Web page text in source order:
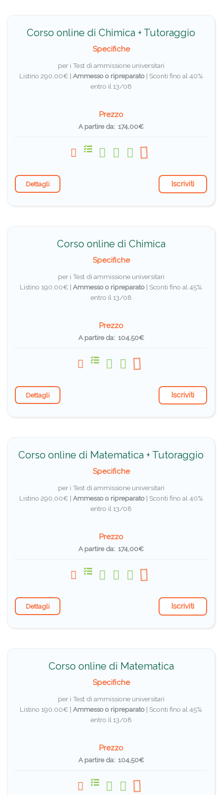
Corso online di Chimica + Tutoraggio
Specifiche
per i Test di ammissione universitari
Listino 290,00€ | Ammesso o ripreparato| Sconti fino al 40%
entro il 13/08
Prezzo
A partire da: 174,00€
Dettagli Iscriviti
Corso online di Chimica
Specifiche
per i Test di ammissione universitari
Listino 190,00€ | Ammesso o ripreparato | Sconti fino al 45%
entro il 13/08
Prezzo
A partire da: 104,50€
Dettagli Iscriviti
Corso online di Matematica + Tutoraggio
Specifiche
per i Test di ammissione universitari
Listino 290,00€ | Ammesso o ripreparato| Sconti fino al 40%
entro il 13/08
Prezzo
A partire da: 174,00€
Dettagli Iscriviti
Corso online di Matematica
Specifiche
per i Test di ammissione universitari
Listino 190,00€ | Ammesso o ripreparato | Sconti fino al 45%
entro il 13/08
Prezzo
A partire da: 104,50€